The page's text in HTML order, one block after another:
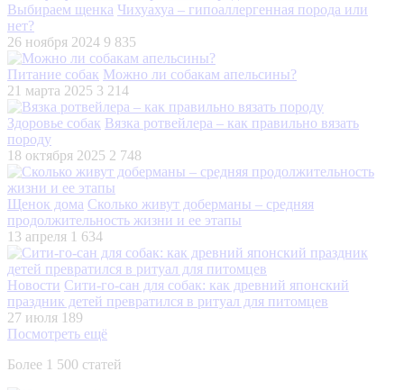
Выбираем щенка Чихуахуа – гипоаллергенная порода или
нет?
26 ноября 2024 9 835
Питание собак Можно ли собакам апельсины?
21 марта 2025 3 214
Здоровье собак Вязка ротвейлера – как правильно вязать
породу
18 октября 2025 2 748
Щенок дома Сколько живут доберманы – средняя
продолжительность жизни и ее этапы
13 апреля 1 634
Новости Сити-го-сан для собак: как древний японский
праздник детей превратился в ритуал для питомцев
27 июля 189
Посмотреть ещё
Более 1 500 статей